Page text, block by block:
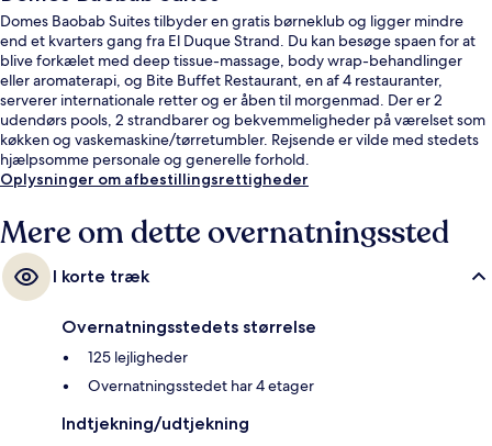
Domes Baobab Suites tilbyder en gratis børneklub og ligger mindre
end et kvarters gang fra El Duque Strand. Du kan besøge spaen for at
blive forkælet med deep tissue-massage, body wrap-behandlinger
eller aromaterapi, og Bite Buffet Restaurant, en af 4 restauranter,
serverer internationale retter og er åben til morgenmad. Der er 2
udendørs pools, 2 strandbarer og bekvemmeligheder på værelset som
køkken og vaskemaskine/tørretumbler. Rejsende er vilde med stedets
hjælpsomme personale og generelle forhold.
Oplysninger om afbestillingsrettigheder
Mere om dette overnatningssted
I korte træk
Overnatningsstedets størrelse
125 lejligheder
Overnatningsstedet har 4 etager
Indtjekning/udtjekning